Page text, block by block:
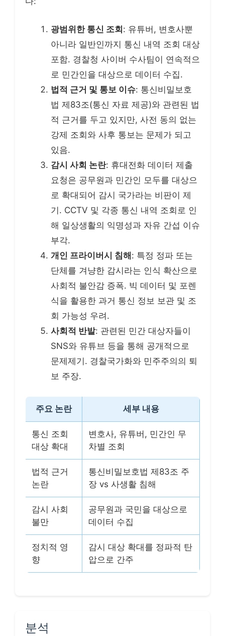
광범위한 통신 조회: 유튜버, 변호사뿐
아니라 일반인까지 통신 내역 조회 대상
포함. 경찰청 사이버 수사팀이 연속적으
로 민간인을 대상으로 데이터 수집.
법적 근거 및 통보 이슈: 통신비밀보호
법 제83조(통신 자료 제공)와 관련된 법
적 근거를 두고 있지만, 사전 동의 없는
강제 조회와 사후 통보는 문제가 되고
있음.
감시 사회 논란: 휴대전화 데이터 제출
요청은 공무원과 민간인 모두를 대상으
로 확대되어 감시 국가라는 비판이 제
기. CCTV 및 각종 통신 내역 조회로 인
해 일상생활의 익명성과 자유 간섭 이슈
부각.
개인 프라이버시 침해: 특정 정파 또는
단체를 겨냥한 감시라는 인식 확산으로
사회적 불안감 증폭. 빅 데이터 및 포렌
식을 활용한 과거 통신 정보 보관 및 조
회 가능성 우려.
사회적 반발: 관련된 민간 대상자들이
SNS와 유튜브 등을 통해 공개적으로
문제제기. 경찰국가화와 민주주의의 퇴
보 주장.
주요 논란 세부 내용
통신 조회
대상 확대
변호사, 유튜버, 민간인 무
차별 조회
법적 근거
논란
통신비밀보호법 제83조 주
장 vs 사생활 침해
감시 사회
불만
공무원과 국민을 대상으로
데이터 수집
정치적 영
향
감시 대상 확대를 정파적 탄
압으로 간주
분석